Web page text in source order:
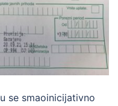
se smaoinicijativno